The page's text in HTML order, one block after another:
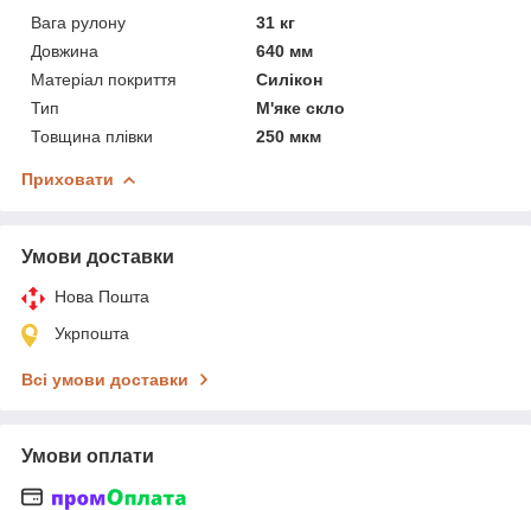
Вага рулону
31 кг
Довжина
640 мм
Матеріал покриття
Силікон
Тип
М'яке скло
Товщина плівки
250 мкм
Приховати
Умови доставки
Нова Пошта
Укрпошта
Всі умови доставки
Умови оплати